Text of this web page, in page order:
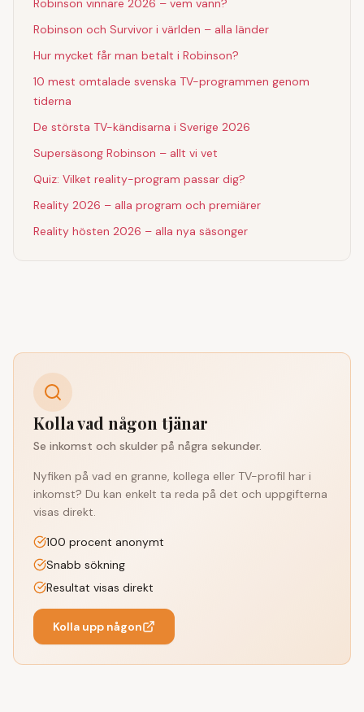
Robinson vinnare 2026 – vem vann?
Robinson och Survivor i världen – alla länder
Hur mycket får man betalt i Robinson?
10 mest omtalade svenska TV-programmen genom
tiderna
De största TV-kändisarna i Sverige 2026
Supersäsong Robinson – allt vi vet
Quiz: Vilket reality-program passar dig?
Reality 2026 – alla program och premiärer
Reality hösten 2026 – alla nya säsonger
Kolla vad någon tjänar
Se inkomst och skulder på några sekunder.
Nyfiken på vad en granne, kollega eller TV-profil har i
inkomst? Du kan enkelt ta reda på det och uppgifterna
visas direkt.
100 procent anonymt
Snabb sökning
Resultat visas direkt
Kolla upp någon